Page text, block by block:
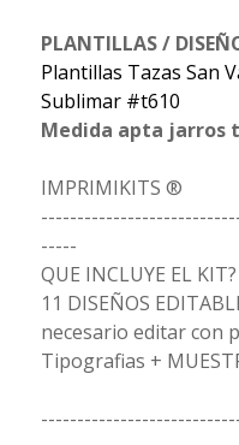
PLANTILLAS /
Plantillas Tazas San
Sublimar #t610
Medida apta jarros
IMPRIMIKITS ®
-----
QUE INCLUYE EL KIT?
11 DISEÑOS
necesario editar con
Tipografias +